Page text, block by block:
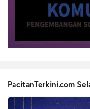
PacitanTerkini.com